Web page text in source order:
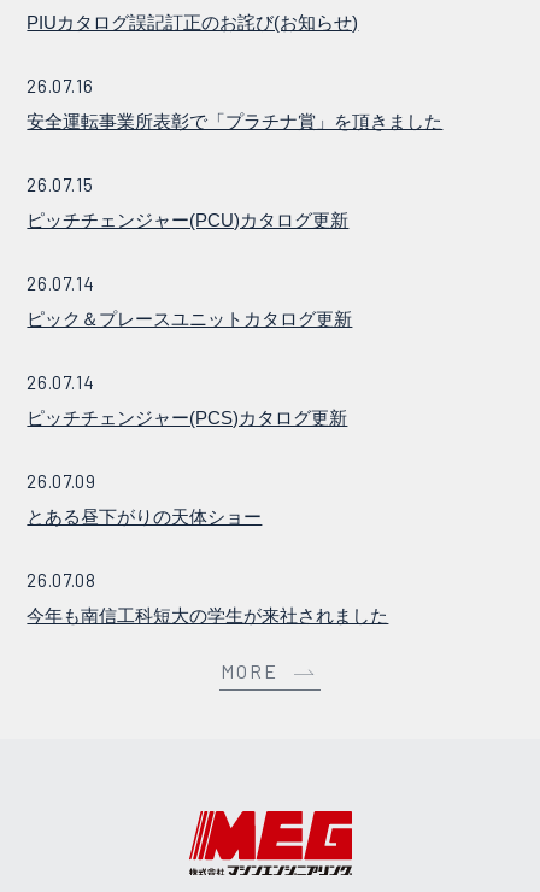
PIUカタログ誤記訂正のお詫び(お知らせ)
26.07.16
安全運転事業所表彰で「プラチナ賞」を頂きました
26.07.15
ピッチチェンジャー(PCU)カタログ更新
26.07.14
ピック＆プレースユニットカタログ更新
26.07.14
ピッチチェンジャー(PCS)カタログ更新
26.07.09
とある昼下がりの天体ショー
26.07.08
今年も南信工科短大の学生が来社されました
MORE